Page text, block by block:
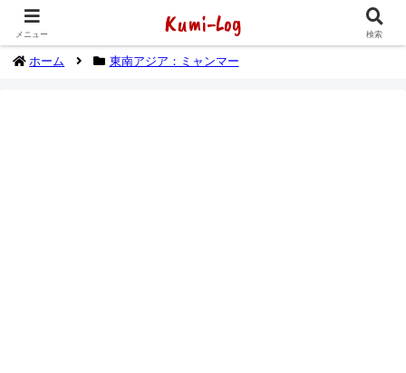
2014年1月から海外放浪（デジタルノマド）してます
ホーム 東南アジア：ミャンマー
メニュー Kumi-Log 検索